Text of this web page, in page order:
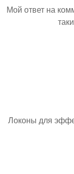
Мой ответ на
Локоны для